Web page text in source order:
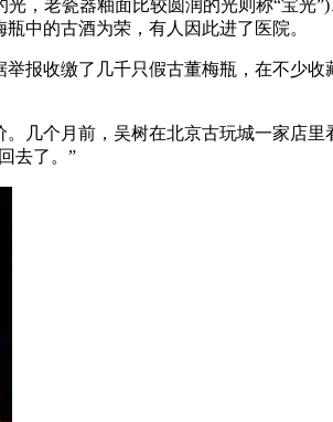
，老瓷器釉面比较圆润的光则称“宝
中的古酒为荣，有人因此进了医院。
报收缴了几千只假古董梅瓶，在不少
几个月前，吴树在北京古玩城一家店
去了。”